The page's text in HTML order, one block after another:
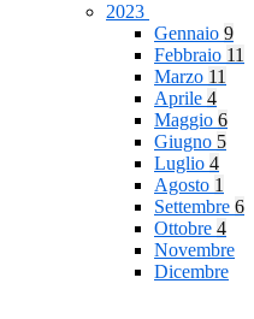
2023
Gennaio 9
Febbraio 11
Marzo 11
Aprile 4
Maggio 6
Giugno 5
Luglio 4
Agosto 1
Settembre 6
Ottobre 4
Novembre
Dicembre